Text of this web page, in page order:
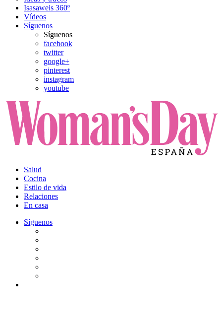
Isasaweis 360º
Vídeos
Síguenos
Síguenos
facebook
twitter
google+
pinterest
instagram
youtube
Salud
Cocina
Estilo de vida
Relaciones
En casa
Síguenos